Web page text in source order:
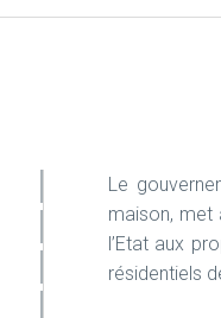
Le
maison, met
l’Etat aux
résidentiels